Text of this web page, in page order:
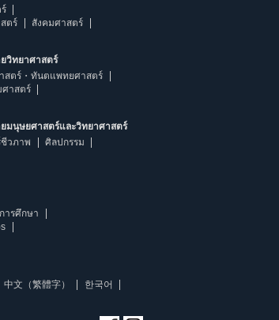
ตร์
สังคมศาสตร์
วิทยาศาสตร์
สตร์・ทันตแพทยศาสตร์
ศาสตร์
มนุษยศาสตร์และวิทยาศาสตร์
วภาพ
ศิลปกรรม
ารศึกษา
中文（繁體字）
한국어